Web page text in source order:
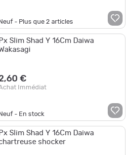
Neuf - Plus que2 articles
Px Slim Shad Y 16Cm Daiwa
€
Immédiat
Neuf - En stock
Px Slim Shad Y 16Cm Daiwa
shocker